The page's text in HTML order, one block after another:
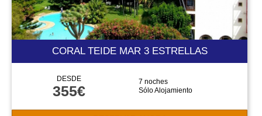
CORAL TEIDE MAR 3 ESTRELLAS
DESDE
355€
7 noches
Sólo Alojamiento